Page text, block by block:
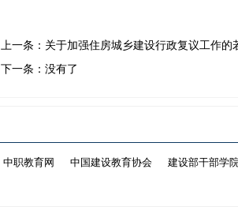
上一条： 关于加强住房城乡建设行政复议工作的
下一条：没有了
中职教育网 中国建设教育协会 建设部干部学